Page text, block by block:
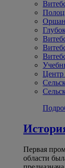
Центр
Первая
области